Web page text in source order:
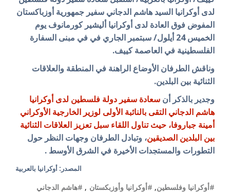
لدى أوكرانيا السيد هاشم الدجاني سفير جمهورية أوزباكستان
المفوض فوق العادة لدى أوكرانيا أليشير كورمانوف يوم
الخميس 24 أيلول/ سبتمبر الجاري في في مبنى السفارة
الفلسطينية في العاصمة كييف.
وناقش الطرفان الأوضاع الراهنة في المنطقة والعلاقات
الثنائية بين البلدين.
وجدير بالذكر أن سعادة سفير دولة فلسطين لدى أوكرانيا
هاشم الدجاني التقى بالنائبة الأولى لوزير الخارجية الأوكراني
أمينة جباروفا، حيث تناول اللقاء سبل تعزيز العلاقات الثنائية
بين البلدين الصديقين، وتبادل الطرفان وجهات النظر حول
التطورات والمستجدات الأخيرة في الشرق الأوسط .
المصدر: أوكرانيا بالعربية
#أوكرانيا وفلسطين, #أوكرانيا وأوزبكستان , #هاشم الدجاني